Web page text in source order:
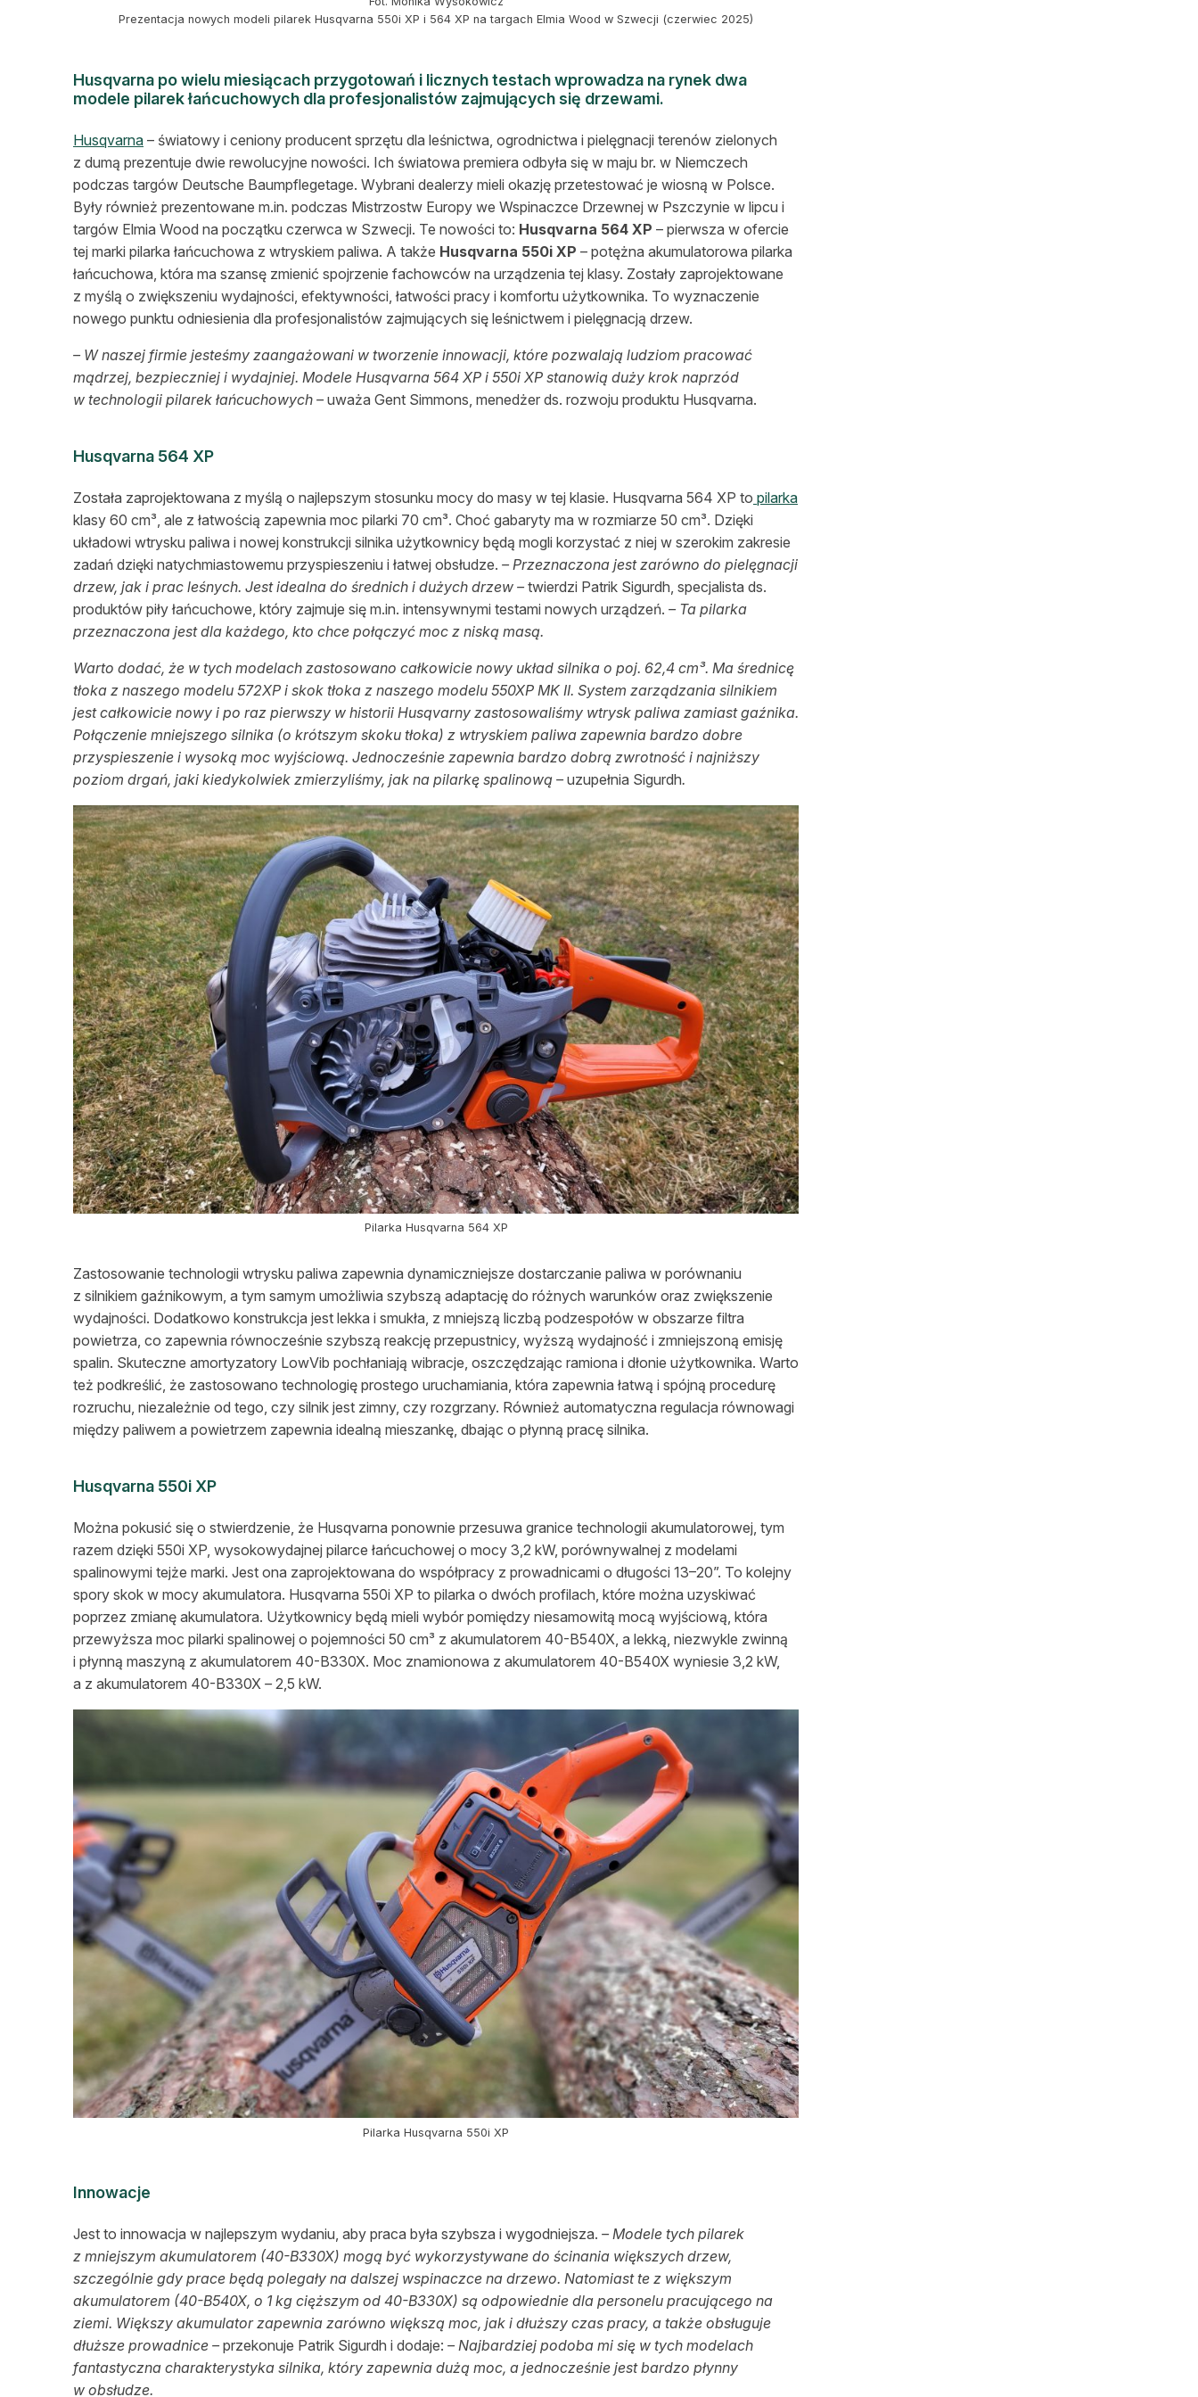
Prezentacja nowych modeli pilarek Husqvarna 550i XP i 564 XP na targach Elmia Wood w Szwecji (czerwiec 2025)
Husqvarna po wielu miesiącach przygotowań i licznych testach wprowadza na rynek dwa
modele pilarek łańcuchowych dla profesjonalistów zajmujących się drzewami.
Husqvarna – światowy i ceniony producent sprzętu dla leśnictwa, ogrodnictwa i pielęgnacji terenów zielonych
z dumą prezentuje dwie rewolucyjne nowości. Ich światowa premiera odbyła się w maju br. w Niemczech
podczas targów Deutsche Baumpflegetage. Wybrani dealerzy mieli okazję przetestować je wiosną w Polsce.
Były również prezentowane m.in. podczas Mistrzostw Europy we Wspinaczce Drzewnej w Pszczynie w lipcu i
targów Elmia Wood na początku czerwca w Szwecji. Te nowości to: Husqvarna 564 XP – pierwsza w ofercie
tej marki pilarka łańcuchowa z wtryskiem paliwa. A także Husqvarna 550i XP – potężna akumulatorowa pilarka
łańcuchowa, która ma szansę zmienić spojrzenie fachowców na urządzenia tej klasy. Zostały zaprojektowane
z myślą o zwiększeniu wydajności, efektywności, łatwości pracy i komfortu użytkownika. To wyznaczenie
nowego punktu odniesienia dla profesjonalistów zajmujących się leśnictwem i pielęgnacją drzew.
– W naszej firmie jesteśmy zaangażowani w tworzenie innowacji, które pozwalają ludziom pracować
mądrzej, bezpieczniej i wydajniej. Modele Husqvarna 564 XP i 550i XP stanowią duży krok naprzód
w technologii pilarek łańcuchowych – uważa Gent Simmons, menedżer ds. rozwoju produktu Husqvarna.
Husqvarna 564 XP
Została zaprojektowana z myślą o najlepszym stosunku mocy do masy w tej klasie. Husqvarna 564 XP to pilarka
klasy 60 cm³, ale z łatwością zapewnia moc pilarki 70 cm³. Choć gabaryty ma w rozmiarze 50 cm³. Dzięki
układowi wtrysku paliwa i nowej konstrukcji silnika użytkownicy będą mogli korzystać z niej w szerokim zakresie
zadań dzięki natychmiastowemu przyspieszeniu i łatwej obsłudze. – Przeznaczona jest zarówno do pielęgnacji
drzew, jak i prac leśnych. Jest idealna do średnich i dużych drzew – twierdzi Patrik Sigurdh, specjalista ds.
produktów piły łańcuchowe, który zajmuje się m.in. intensywnymi testami nowych urządzeń. – Ta pilarka
przeznaczona jest dla każdego, kto chce połączyć moc z niską masą.
Warto dodać, że w tych modelach zastosowano całkowicie nowy układ silnika o poj. 62,4 cm³. Ma średnicę
tłoka z naszego modelu 572XP i skok tłoka z naszego modelu 550XP MK II. System zarządzania silnikiem
jest całkowicie nowy i po raz pierwszy w historii Husqvarny zastosowaliśmy wtrysk paliwa zamiast gaźnika.
Połączenie mniejszego silnika (o krótszym skoku tłoka) z wtryskiem paliwa zapewnia bardzo dobre
przyspieszenie i wysoką moc wyjściową. Jednocześnie zapewnia bardzo dobrą zwrotność i najniższy
poziom drgań, jaki kiedykolwiek zmierzyliśmy, jak na pilarkę spalinową – uzupełnia Sigurdh.
Pilarka Husqvarna 564 XP
Zastosowanie technologii wtrysku paliwa zapewnia dynamiczniejsze dostarczanie paliwa w porównaniu
z silnikiem gaźnikowym, a tym samym umożliwia szybszą adaptację do różnych warunków oraz zwiększenie
wydajności. Dodatkowo konstrukcja jest lekka i smukła, z mniejszą liczbą podzespołów w obszarze filtra
powietrza, co zapewnia równocześnie szybszą reakcję przepustnicy, wyższą wydajność i zmniejszoną emisję
spalin. Skuteczne amortyzatory LowVib pochłaniają wibracje, oszczędzając ramiona i dłonie użytkownika. Warto
też podkreślić, że zastosowano technologię prostego uruchamiania, która zapewnia łatwą i spójną procedurę
rozruchu, niezależnie od tego, czy silnik jest zimny, czy rozgrzany. Również automatyczna regulacja równowagi
między paliwem a powietrzem zapewnia idealną mieszankę, dbając o płynną pracę silnika.
Husqvarna 550i XP
Można pokusić się o stwierdzenie, że Husqvarna ponownie przesuwa granice technologii akumulatorowej, tym
razem dzięki 550i XP, wysokowydajnej pilarce łańcuchowej o mocy 3,2 kW, porównywalnej z modelami
spalinowymi tejże marki. Jest ona zaprojektowana do współpracy z prowadnicami o długości 13–20”. To kolejny
spory skok w mocy akumulatora. Husqvarna 550i XP to pilarka o dwóch profilach, które można uzyskiwać
poprzez zmianę akumulatora. Użytkownicy będą mieli wybór pomiędzy niesamowitą mocą wyjściową, która
przewyższa moc pilarki spalinowej o pojemności 50 cm³ z akumulatorem 40-B540X, a lekką, niezwykle zwinną
i płynną maszyną z akumulatorem 40-B330X. Moc znamionowa z akumulatorem 40-B540X wyniesie 3,2 kW,
a z akumulatorem 40-B330X – 2,5 kW.
Pilarka Husqvarna 550i XP
Innowacje
Jest to innowacja w najlepszym wydaniu, aby praca była szybsza i wygodniejsza. – Modele tych pilarek
z mniejszym akumulatorem (40-B330X) mogą być wykorzystywane do ścinania większych drzew,
szczególnie gdy prace będą polegały na dalszej wspinaczce na drzewo. Natomiast te z większym
akumulatorem (40-B540X, o 1 kg cięższym od 40-B330X) są odpowiednie dla personelu pracującego na
ziemi. Większy akumulator zapewnia zarówno większą moc, jak i dłuższy czas pracy, a także obsługuje
dłuższe prowadnice – przekonuje Patrik Sigurdh i dodaje: – Najbardziej podoba mi się w tych modelach
fantastyczna charakterystyka silnika, który zapewnia dużą moc, a jednocześnie jest bardzo płynny
w obsłudze.